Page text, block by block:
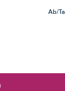
Ab/